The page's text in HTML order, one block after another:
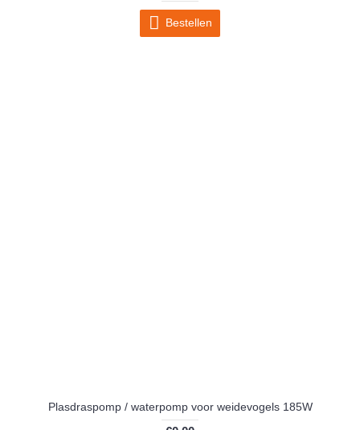
Bestellen
Plasdraspomp / waterpomp voor weidevogels 185W